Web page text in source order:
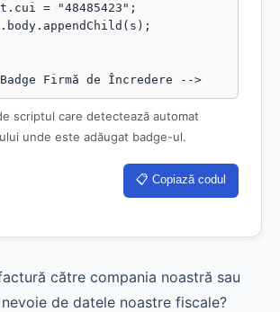
Firmă de Încredere -->
scriptul care detectează automat
unde este adăugat badge-ul.
📋 Copiază codul
către compania noastră sau
de datele noastre fiscale?